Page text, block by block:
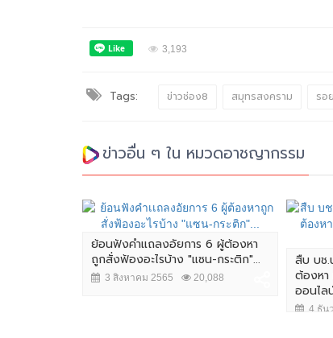
3,193
Tags: ข่าวช่อง8 สมุทรสงคราม รอ
ข่าวอื่น ๆ ใน หมวดอาชญากรรม
ย้อนฟังคำเเถลงอัยการ 6 ผู้ต้องหา
ถูกสั่งฟ้องอะไรบ้าง "แซน-กระติก"...
3 สิงหาคม 2565 20,088
สืบ บช.
ต้องห
ออนไล
4 ธัน